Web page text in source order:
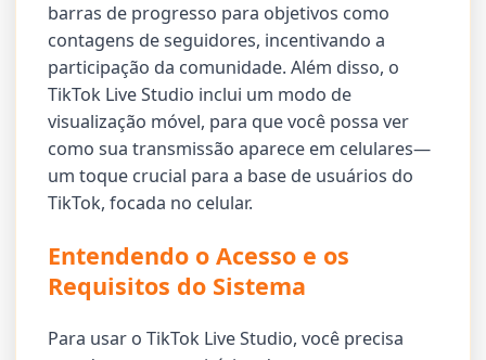
barras de progresso para objetivos como
contagens de seguidores, incentivando a
participação da comunidade. Além disso, o
TikTok Live Studio inclui um modo de
visualização móvel, para que você possa ver
como sua transmissão aparece em celulares—
um toque crucial para a base de usuários do
TikTok, focada no celular.
Entendendo o Acesso e os
Requisitos do Sistema
Para usar o TikTok Live Studio, você precisa